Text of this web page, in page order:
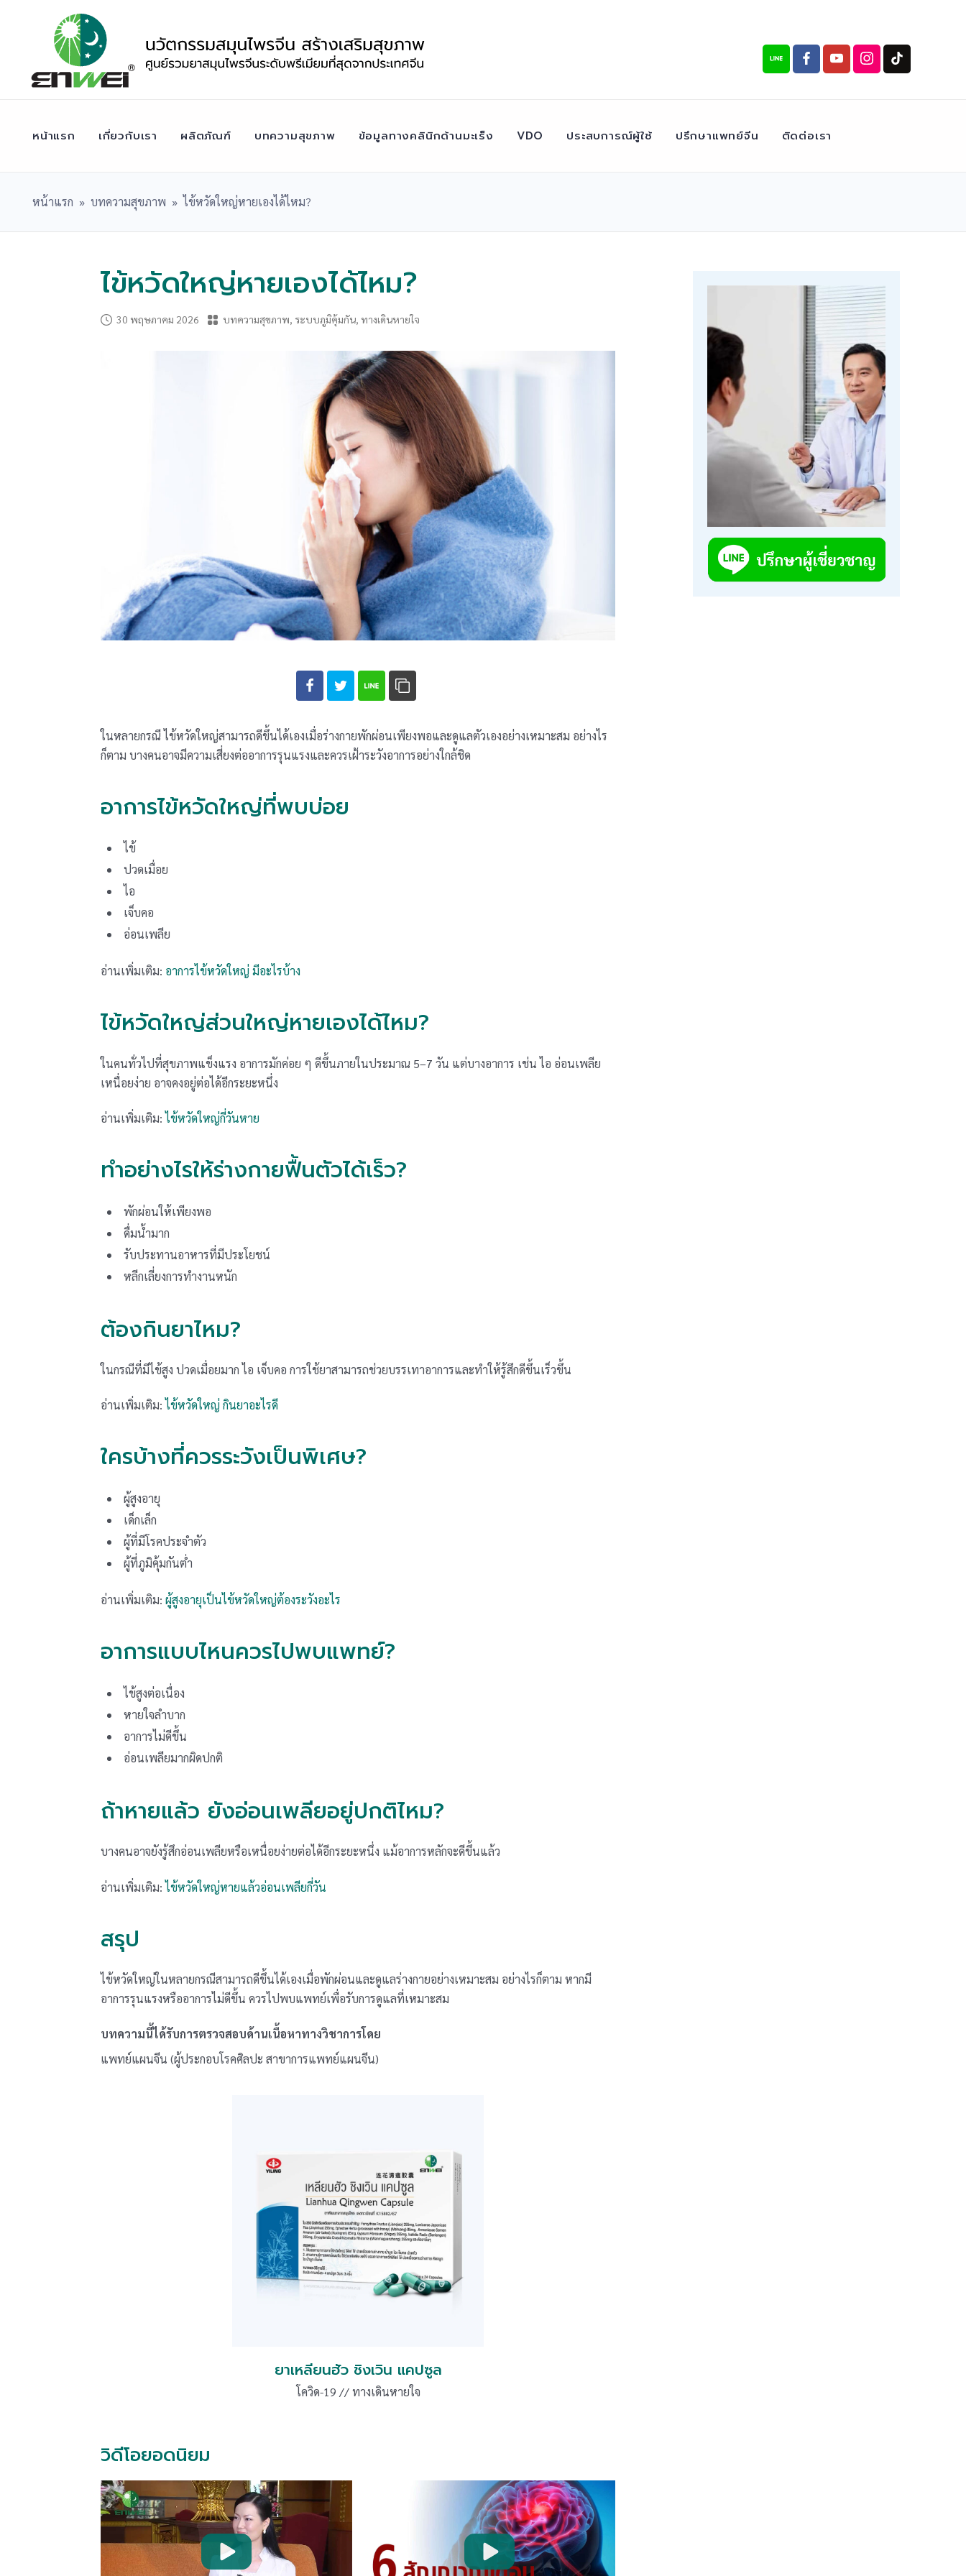
หน้าแรก เกี่ยวกับเรา ผลิตภัณฑ์ บทความสุขภาพ ข้อมูลทางคลินิกด้านมะเร็ง VDO ประสบการณ์ผู้ใช้ ปรึกษาแพทย์จีน ติดต่อเรา
หน้าแรก » บทความสุขภาพ »ไข้หวัดใหญ่หายเองได้ไหม?
ไข้หวัดใหญ่หายเองได้ไหม?
30 พฤษภาคม 2026 บทความสุขภาพ, ระบบภูมิคุ้มกัน, ทางเดินหายใจ
ในหลายกรณี ไข้หวัดใหญ่สามารถดีขึ้นได้เองเมื่อร่างกายพักผ่อนเพียงพอและดูแลตัวเองอย่างเหมาะสม อย่างไร
ก็ตาม บางคนอาจมีความเสี่ยงต่ออาการรุนแรงและควรเฝ้าระวังอาการอย่างใกล้ชิด
อาการไข้หวัดใหญ่ที่พบบ่อย
ไข้
ปวดเมื่อย
ไอ
เจ็บคอ
อ่อนเพลีย
อ่านเพิ่มเติม: อาการไข้หวัดใหญ่ มีอะไรบ้าง
ไข้หวัดใหญ่ส่วนใหญ่หายเองได้ไหม?
ในคนทั่วไปที่สุขภาพแข็งแรง อาการมักค่อย ๆ ดีขึ้นภายในประมาณ 5–7 วัน แต่บางอาการ เช่น ไอ อ่อนเพลีย
เหนื่อยง่าย อาจคงอยู่ต่อได้อีกระยะหนึ่ง
อ่านเพิ่มเติม:ไข้หวัดใหญ่กี่วันหาย
ทำอย่างไรให้ร่างกายฟื้นตัวได้เร็ว?
พักผ่อนให้เพียงพอ
ดื่มน้ำมาก
รับประทานอาหารที่มีประโยชน์
หลีกเลี่ยงการทำงานหนัก
ต้องกินยาไหม?
ในกรณีที่มีไข้สูง ปวดเมื่อยมาก ไอ เจ็บคอ การใช้ยาสามารถช่วยบรรเทาอาการและทำให้รู้สึกดีขึ้นเร็วขึ้น
อ่านเพิ่มเติม:ไข้หวัดใหญ่ กินยาอะไรดี
ใครบ้างที่ควรระวังเป็นพิเศษ?
ผู้สูงอายุ
เด็กเล็ก
ผู้ที่มีโรคประจำตัว
ผู้ที่ภูมิคุ้มกันต่ำ
อ่านเพิ่มเติม: ผู้สูงอายุเป็นไข้หวัดใหญ่ต้องระวังอะไร
อาการแบบไหนควรไปพบแพทย์?
ไข้สูงต่อเนื่อง
หายใจลำบาก
อาการไม่ดีขึ้น
อ่อนเพลียมากผิดปกติ
ถ้าหายแล้ว ยังอ่อนเพลียอยู่ปกติไหม?
บางคนอาจยังรู้สึกอ่อนเพลียหรือเหนื่อยง่ายต่อได้อีกระยะหนึ่ง แม้อาการหลักจะดีขึ้นแล้ว
อ่านเพิ่มเติม:ไข้หวัดใหญ่หายแล้วอ่อนเพลียกี่วัน
สรุป
ไข้หวัดใหญ่ในหลายกรณีสามารถดีขึ้นได้เองเมื่อพักผ่อนและดูแลร่างกายอย่างเหมาะสม อย่างไรก็ตาม หากมี
อาการรุนแรงหรืออาการไม่ดีขึ้น ควรไปพบแพทย์เพื่อรับการดูแลที่เหมาะสม
บทความนี้ได้รับการตรวจสอบด้านเนื้อหาทางวิชาการโดย
แพทย์แผนจีน (ผู้ประกอบโรคศิลปะ สาขาการแพทย์แผนจีน)
ยาเหลียนฮัว ชิงเวิน แคปซูล
โควิด-19 // ทางเดินหายใจ
วิดีโอยอดนิยม